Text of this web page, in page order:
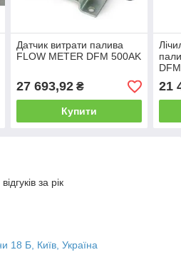
Датчик витрати палива
FLOW METER DFM 500AK
27 693,92₴
Купити
21
за рік
18 Б, Київ, Україна